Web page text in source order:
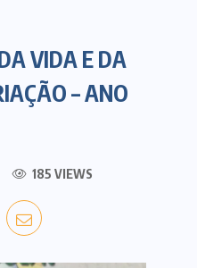
VIDA E DA
– ANO
185 VIEWS